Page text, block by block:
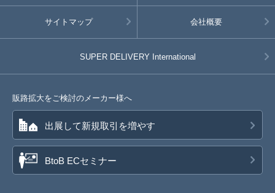
サイトマップ 会社概要
SUPER DELIVERY International
販路拡大をご検討のメーカー様へ
出展して新規取引を増やす
BtoB ECセミナー